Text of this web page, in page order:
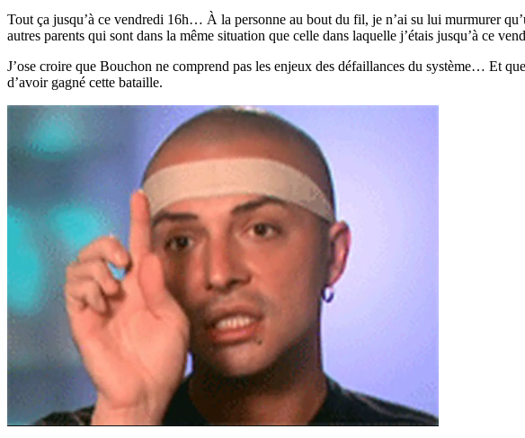
Tout ça jusqu’à ce vendredi 16h… À la personne au bout du fil, je n’ai su lui murmurer
autres parents qui sont dans la même situation que celle dans laquelle j’étais jusqu’à ce
J’ose croire que Bouchon ne comprend pas les enjeux des défaillances du système… Et
d’avoir gagné cette bataille.